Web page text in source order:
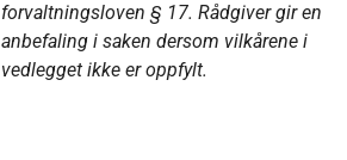
forvaltningsloven § 17. Rådgiver gir en
anbefaling i saken dersom vilkårene i
vedlegget ikke er oppfylt.